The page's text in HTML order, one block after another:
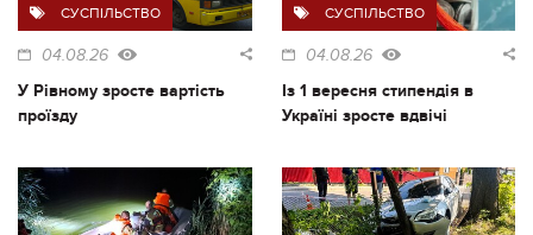
СУСПІЛЬСТВО
04.08.26
У Рівному зросте вартість
проїзду
СУСПІЛЬСТВО
04.08.26
Із 1 вересня стипендія в
Україні зросте вдвічі